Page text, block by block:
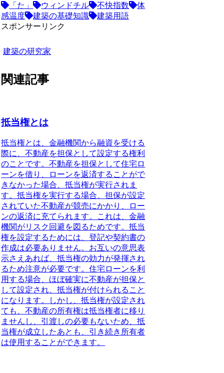
「た」
ウィンドチル 不快指数
体
感温度
建築の基礎知識
建築用語
スポンサーリンク
建築の研究家
関連記事
抵当権とは
抵当権とは、金融機関から融資を受ける
際に、不動産を担保として設定する権利
のことです。不動産を担保として住宅ロ
ーンを借り、ローンを返済することがで
きなかった場合、抵当権が実行されま
す。抵当権を実行する場合、担保が設定
されていた不動産が競売にかかり、ロー
ンの返済に充てられます。これは、金融
機関がリスク回避を図るためです。抵当
権を設定するためには、登記や契約書の
作成は必要ありません。お互いの意思表
示さえあれば、抵当権の効力が発揮され
るため注意が必要です。住宅ローンを利
用する場合、 ほぼ確実に不動産が担保と
して設定され、抵当権が付けられる こと
になります。しかし、抵当権が設定され
ても、不動産の所有権は抵当権者に移り
ませんし、引渡しの必要もないため、抵
当権が成立したあとも、引き続き所有者
は使用することができます。